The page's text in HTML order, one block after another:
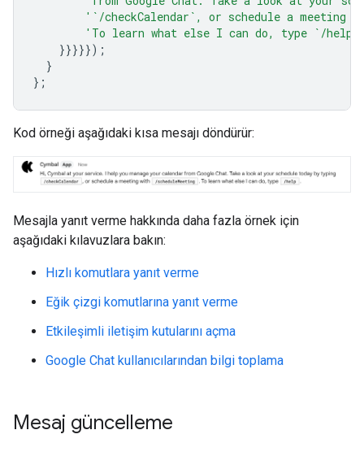
'`/checkCalendar`, or schedule a meeting
'To learn what else I can do, type `/
}}}}});
}
};
Kod örneği aşağıdaki kısa mesajı döndürür:
Mesajla yanıt verme hakkında daha fazla örnek için
aşağıdaki kılavuzlara bakın:
Hızlı komutlara yanıt verme
Eğik çizgi komutlarına yanıt verme
Etkileşimli iletişim kutularını açma
Google Chat kullanıcılarından bilgi toplama
Mesaj güncelleme